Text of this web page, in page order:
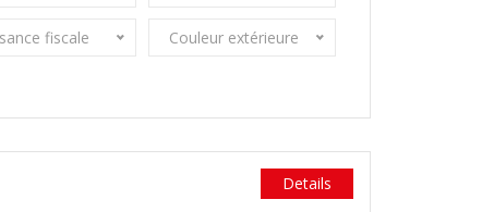
fiscale Couleur extérieure
Details